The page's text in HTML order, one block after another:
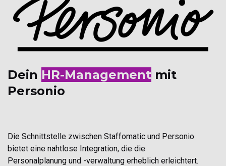
Dein HR-Management mit
Personio
Die Schnittstelle zwischen Staffomatic und Personio
bietet eine nahtlose Integration, die die
Personalplanung und -verwaltung erheblich erleichtert.